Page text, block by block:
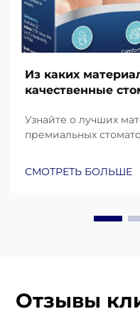
Из каких
качественные
Узнайте о лучших
премиальных
улучшают
СМОТРЕТЬ БОЛЬШЕ
Отзывы